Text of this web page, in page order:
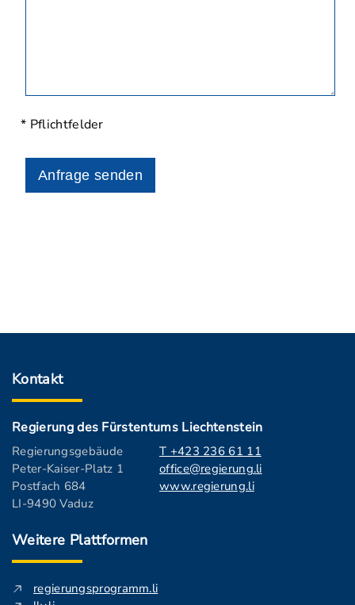
* Pflichtfelder
Anfrage senden
Kontakt
Regierung des Fürstentums Liechtenstein
Regierungsgebäude
Peter-Kaiser-Platz 1
Postfach 684
LI-9490 Vaduz
T +423 236 61 11
office@regierung.li
www.regierung.li
Weitere Plattformen
regierungsprogramm.li